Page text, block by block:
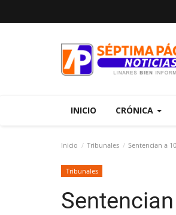
INICIO CRÓNICA
Inicio Tribunales Sentencian a
Tribunales